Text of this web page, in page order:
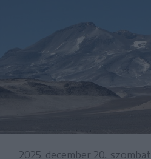
2025. december 20., szombat